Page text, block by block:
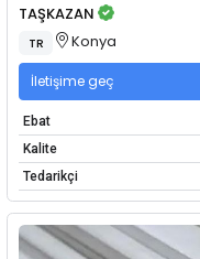
TAŞKAZAN
TR Konya
İletişime geç
Ebat
Kalite
Tedarikçi